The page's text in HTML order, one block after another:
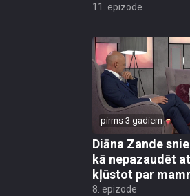
11. epizode
pirms 3 gadiem
Diāna Zande
kā nepazaudēt
kļūstot par
8. epizode